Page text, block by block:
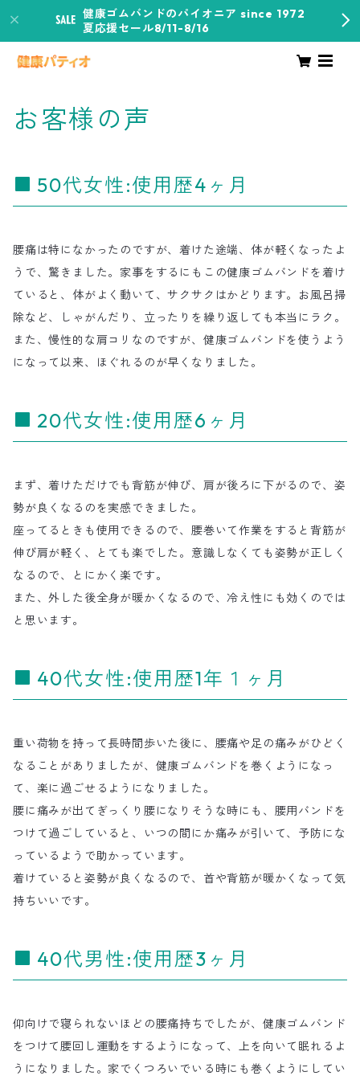
健康ゴムバンドのパイオニア since 1972
夏応援セール8/11-8/16
お客様の声
50代女性:使用歴4ヶ月
腰痛は特になかったのですが、着けた途端、体が軽くなったよ
うで、驚きました。家事をするにもこの健康ゴムバンドを着け
ていると、体がよく動いて、サクサクはかどります。お風呂掃
除など、しゃがんだり、立ったりを繰り返しても本当にラク。
また、慢性的な肩コリなのですが、健康ゴムバンドを使うよう
になって以来、ほぐれるのが早くなりました。
20代女性:使用歴6ヶ月
まず、着けただけでも背筋が伸び、肩が後ろに下がるので、姿
勢が良くなるのを実感できました。
座ってるときも使用できるので、腰巻いて作業をすると背筋が
伸び肩が軽く、とても楽でした。意識しなくても姿勢が正しく
なるので、とにかく楽です。
また、外した後全身が暖かくなるので、冷え性にも効くのでは
と思います。
40代女性:使用歴1年１ヶ月
重い荷物を持って長時間歩いた後に、腰痛や足の痛みがひどく
なることがありましたが、健康ゴムバンドを巻くようになっ
て、楽に過ごせるようになりました。
腰に痛みが出てぎっくり腰になりそうな時にも、腰用バンドを
つけて過ごしていると、いつの間にか痛みが引いて、予防にな
っているようで助かっています。
着けていると姿勢が良くなるので、首や背筋が暖かくなって気
持ちいいです。
40代男性:使用歴3ヶ月
仰向けで寝られないほどの腰痛持ちでしたが、健康ゴムバンド
をつけて腰回し運動をするようになって、上を向いて眠れるよ
うになりました。家でくつろいでいる時にも巻くようにしてい